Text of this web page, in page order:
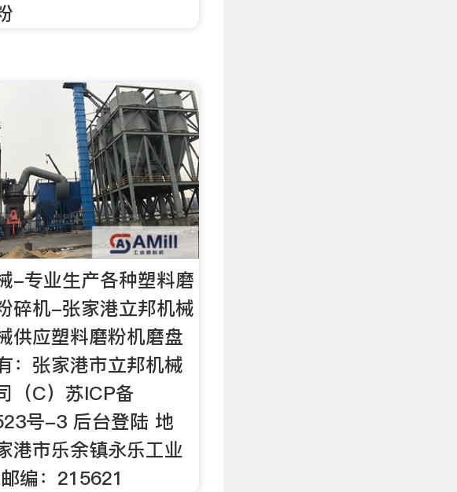
-专业生产各种塑料磨
碎机-张家港立邦机械
供应塑料磨粉机磨盘
：张家港市立邦机械
（C）苏ICP备
号-3 后台登陆 地
港市乐余镇永乐工业
编：215621